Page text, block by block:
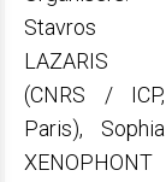
Stavros
LAZARIS
(CNRS / ICP,
Paris), Sophia
XENOPHONT